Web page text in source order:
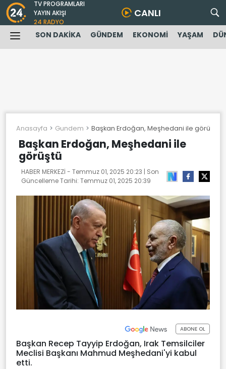
TV PROGRAMLARI
YAYIN AKIŞI
24 RADYO
CANLI
SON DAKİKA GÜNDEM EKONOMİ YAŞAM
Anasayfa Gundem Başkan Erdoğan, Meşhedani ile görüştü
Başkan Erdoğan, Meşhedani ile
görüştü
HABER MERKEZİ - Temmuz 01, 2025 20:23 | Son
Güncelleme Tarihi: Temmuz 01, 2025 20:39
ABONE OL
Başkan Recep Tayyip Erdoğan, Irak Temsilciler
Meclisi Başkanı Mahmud Meşhedani'yi kabul
etti.